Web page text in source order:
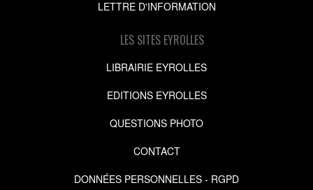
LETTRE D'INFORMATION
LES SITES EYROLLES
LIBRAIRIE EYROLLES
EDITIONS EYROLLES
QUESTIONS PHOTO
CONTACT
DONNÉES PERSONNELLES - RGPD